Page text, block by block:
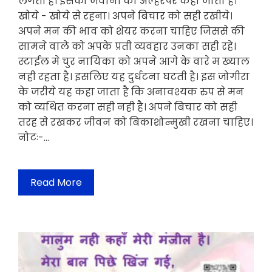
खोये - खोये से रहना। अपने बिचार को सही रखीये।
अपने मन की भाव को शेयर करना चाहिए जिससे की
सामने वाले को अपके प्रती व्यवहार उनका सही रहे।
स्टाईल मे चुर नायिका को अपने आगे के वारे म ख्याल
नही रहता है। इसलिए यह दुर्धटना घटती है। इस जोगीरा
के जरीये यह कहा जाता है कि अनावश्यक रुप से मन
को व्यथित करना सही नही है। अपने बिचार को सही
तरह से रखकर जीवन को बिकाशोन्मुखी रखना चाहिए।
नोटः-…
Read More